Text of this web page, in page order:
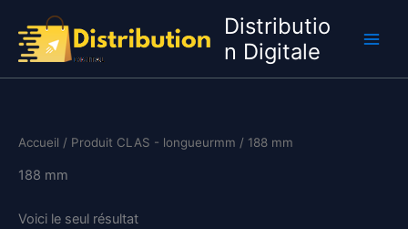
contenu
Distributio
n Digitale
Accueil / Produit CLAS - longueurmm / 188 mm
188 mm
Voici le seul résultat